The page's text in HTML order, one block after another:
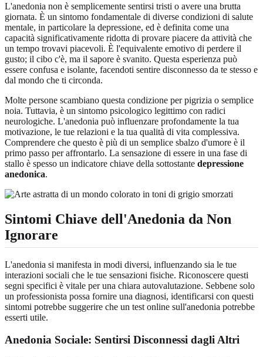
L'anedonia non è semplicemente sentirsi tristi o avere una brutta
giornata. È un sintomo fondamentale di diverse condizioni di salute
mentale, in particolare la depressione, ed è definita come una
capacità significativamente ridotta di provare piacere da attività che
un tempo trovavi piacevoli. È l'equivalente emotivo di perdere il
gusto; il cibo c'è, ma il sapore è svanito. Questa esperienza può
essere confusa e isolante, facendoti sentire disconnesso da te stesso e
dal mondo che ti circonda.
Molte persone scambiano questa condizione per pigrizia o semplice
noia. Tuttavia, è un sintomo psicologico legittimo con radici
neurologiche. L'anedonia può influenzare profondamente la tua
motivazione, le tue relazioni e la tua qualità di vita complessiva.
Comprendere che questo è più di un semplice sbalzo d'umore è il
primo passo per affrontarlo. La sensazione di essere in una fase di
stallo è spesso un indicatore chiave della sottostante depressione
anedonica.
Sintomi Chiave dell'Anedonia da Non
Ignorare
L'anedonia si manifesta in modi diversi, influenzando sia le tue
interazioni sociali che le tue sensazioni fisiche. Riconoscere questi
segni specifici è vitale per una chiara autovalutazione. Sebbene solo
un professionista possa fornire una diagnosi, identificarsi con questi
sintomi potrebbe suggerire che un test online sull'anedonia potrebbe
esserti utile.
Anedonia Sociale: Sentirsi Disconnessi dagli Altri